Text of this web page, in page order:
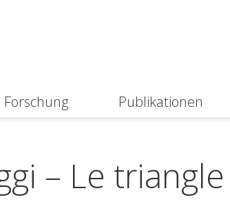
Forschung Publikationen
– Le